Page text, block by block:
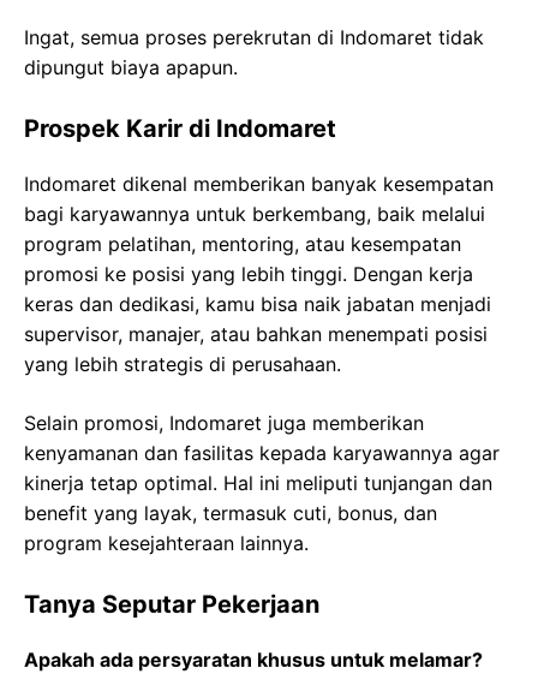
Ingat, semua proses perekrutan di Indomaret tidak
dipungut biaya apapun.
Prospek Karir di Indomaret
Indomaret dikenal memberikan banyak kesempatan
bagi karyawannya untuk berkembang, baik melalui
program pelatihan, mentoring, atau kesempatan
promosi ke posisi yang lebih tinggi. Dengan kerja
keras dan dedikasi, kamu bisa naik jabatan menjadi
supervisor, manajer, atau bahkan menempati posisi
yang lebih strategis di perusahaan.
Selain promosi, Indomaret juga memberikan
kenyamanan dan fasilitas kepada karyawannya agar
kinerja tetap optimal. Hal ini meliputi tunjangan dan
benefit yang layak, termasuk cuti, bonus, dan
program kesejahteraan lainnya.
Tanya Seputar Pekerjaan
Apakah ada persyaratan khusus untuk melamar?